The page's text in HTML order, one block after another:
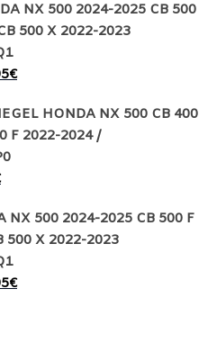
NX 500 2024-2025 CB 500
500 X 2022-2023
€
HONDA NX 500 CB 400
F 2022-2024 /
NX 500 2024-2025 CB 500 F
500 X 2022-2023
€